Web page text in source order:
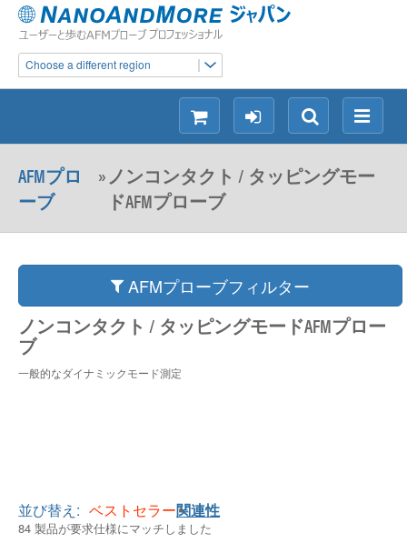
Choose a different region
メ
ニ
ュ
検
索
ロ
グ
イ
ン
シ
ョ
ッ
ピ
AFMプロ
ーブ
»ノンコンタクト / タッピングモー
ドAFMプローブ
AFMプローブフィルター
ノンコンタクト / タッピングモードAFMプロー
ブ
一般的なダイナミックモード測定
並び替え: ベストセラー関連性
84 製品が要求仕様にマッチしました